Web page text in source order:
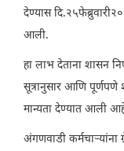
देण्यास
आली.
हा लाभ देताना शासन
सूत्रानुसार आणि पूर्णपणे
मान्यता देण्यात आली
अंगणवाडी कर्मचाऱ्यांना